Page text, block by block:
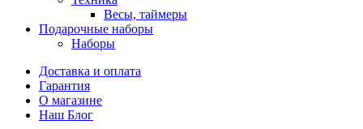
Весы, таймеры
Подарочные наборы
Наборы
Доставка и оплата
Гарантия
О магазине
Наш Блог